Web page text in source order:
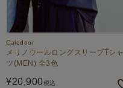
Caledoor
メリノウールロングスリーブTシャ
ツ(MEN) 全3色
¥20,900税込